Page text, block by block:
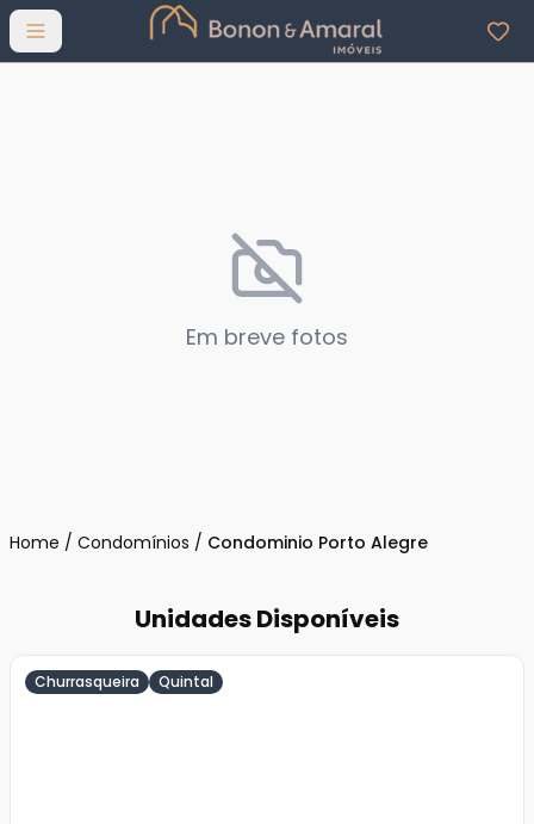
Abrir menu
Em breve fotos
Home / Condomínios / Condominio Porto Alegre
Unidades Disponíveis
Churrasqueira Quintal